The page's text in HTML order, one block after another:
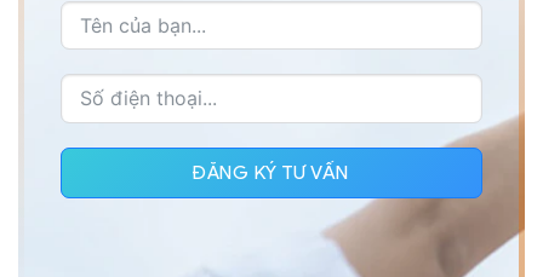
ĐĂNG KÝ TƯ VẤN